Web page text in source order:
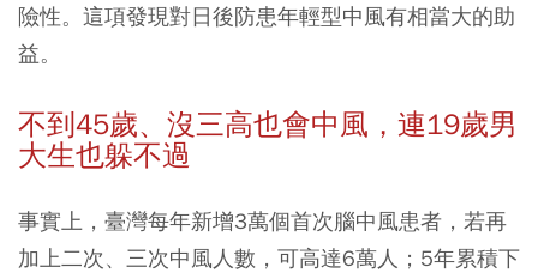
險性。這項發現對日後防患年輕型中風有相當大的助
益。
不到45歲、沒三高也會中風，連19歲男
大生也躲不過
事實上，臺灣每年新增3萬個首次腦中風患者，若再
加上二次、三次中風人數，可高達6萬人；5年累積下